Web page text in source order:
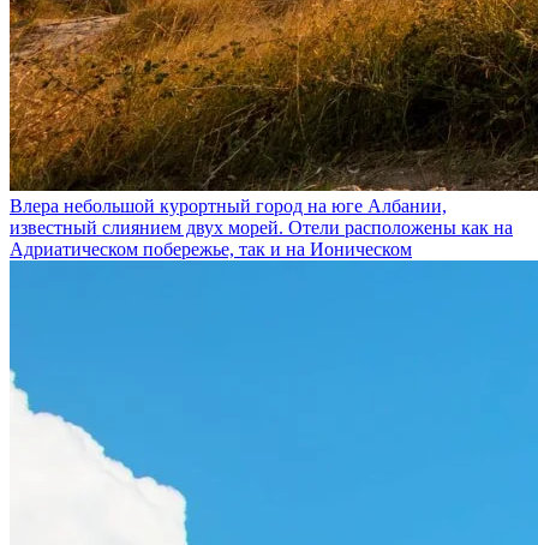
Влера небольшой курортный город на юге Албании,
известный слиянием двух морей. Отели расположены как на
Адриатическом побережье, так и на Ионическом